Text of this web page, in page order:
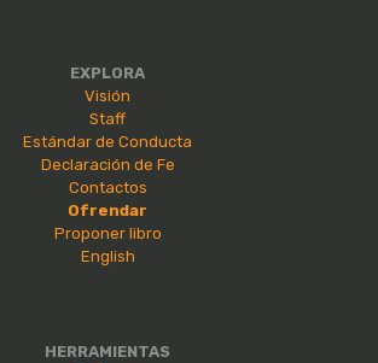
EXPLORA
Visión
Staff
Estándar de Conducta
Declaración de Fe
Contactos
Ofrendar
Proponer libro
English
HERRAMIENTAS